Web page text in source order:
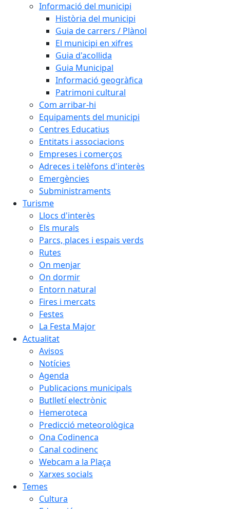
Informació del municipi
Història del municipi
Guia de carrers / Plànol
El municipi en xifres
Guia d'acollida
Guia Municipal
Informació geogràfica
Patrimoni cultural
Com arribar-hi
Equipaments del municipi
Centres Educatius
Entitats i associacions
Empreses i comerços
Adreces i telèfons d'interès
Emergències
Subministraments
Turisme
Llocs d'interès
Els murals
Parcs, places i espais verds
Rutes
On menjar
On dormir
Entorn natural
Fires i mercats
Festes
La Festa Major
Actualitat
Avisos
Notícies
Agenda
Publicacions municipals
Butlletí electrònic
Hemeroteca
Predicció meteorològica
Ona Codinenca
Canal codinenc
Webcam a la Plaça
Xarxes socials
Temes
Cultura